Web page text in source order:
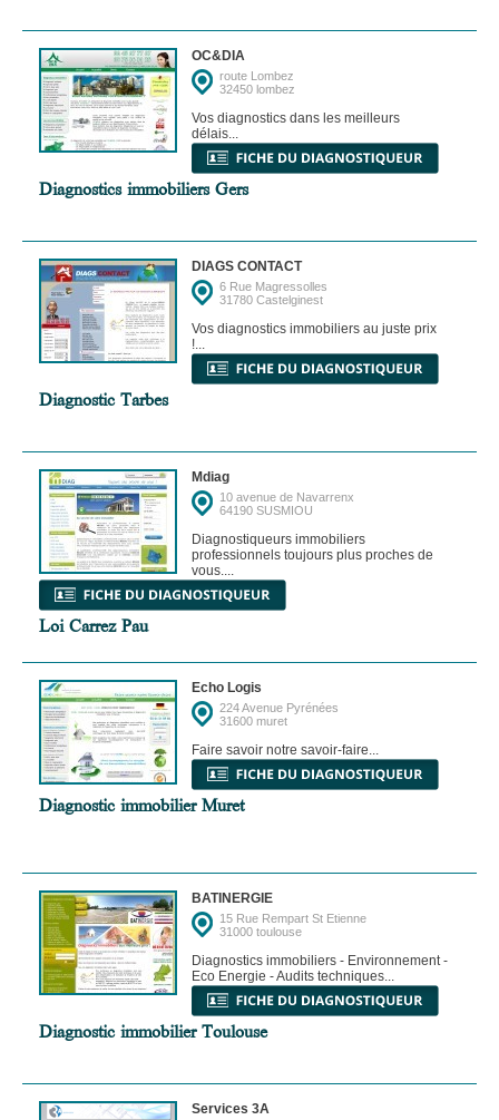
OC&DIA
route Lombez
32450 lombez
Vos diagnostics dans les meilleurs
délais...
Diagnostics immobiliers Gers
DIAGS CONTACT
6 Rue Magressolles
31780 Castelginest
Vos diagnostics immobiliers au juste prix
!...
Diagnostic Tarbes
Mdiag
10 avenue de Navarrenx
64190 SUSMIOU
Diagnostiqueurs immobiliers
professionnels toujours plus proches de
vous....
Loi Carrez Pau
Echo Logis
224 Avenue Pyrénées
31600 muret
Faire savoir notre savoir-faire...
Diagnostic immobilier Muret
BATINERGIE
15 Rue Rempart St Etienne
31000 toulouse
Diagnostics immobiliers - Environnement -
Eco Energie - Audits techniques...
Diagnostic immobilier Toulouse
Services 3A